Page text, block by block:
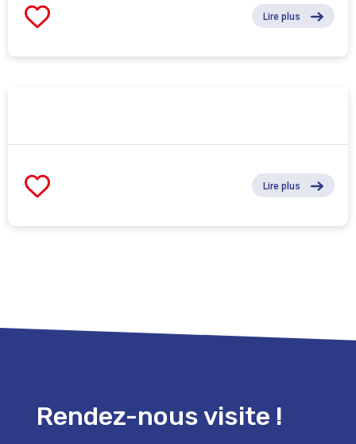
Lire plus
Lire plus
Rendez-nous visite !